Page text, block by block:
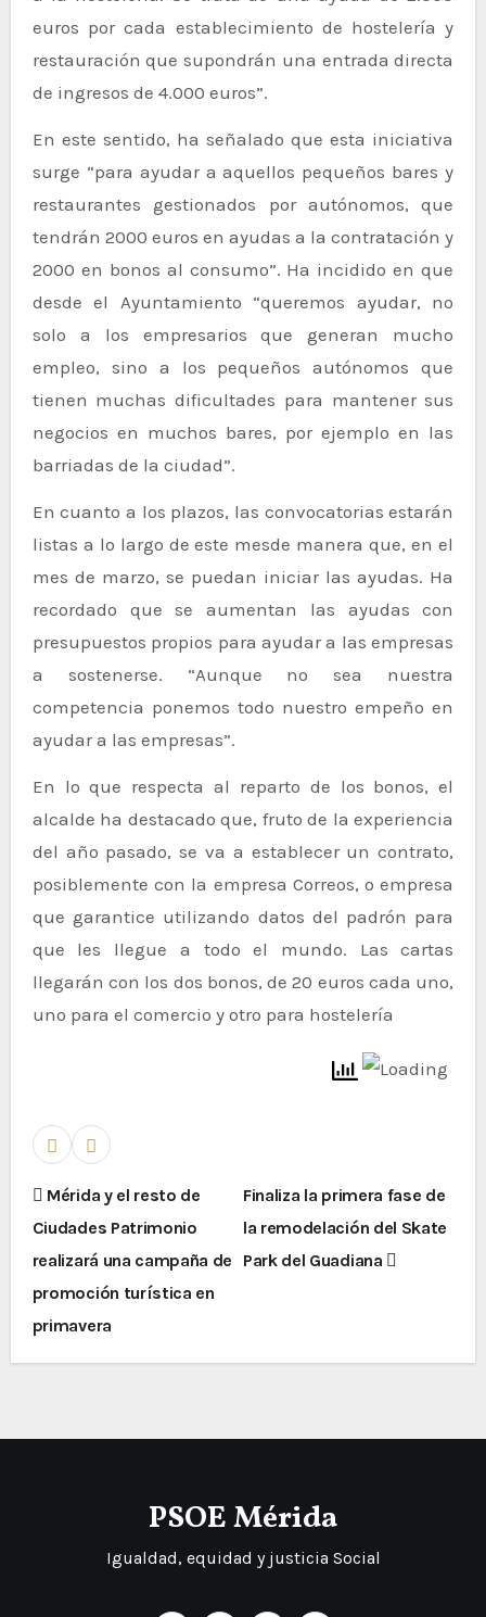
euros por cada establecimiento de hostelería y
restauración que supondrán una entrada directa
de ingresos de 4.000 euros”.
En este sentido, ha señalado que esta iniciativa
surge “para ayudar a aquellos pequeños bares y
restaurantes gestionados por autónomos, que
tendrán 2000 euros en ayudas a la contratación y
2000 en bonos al consumo”. Ha incidido en que
desde el Ayuntamiento “queremos ayudar, no
solo a los empresarios que generan mucho
empleo, sino a los pequeños autónomos que
tienen muchas dificultades para mantener sus
negocios en muchos bares, por ejemplo en las
barriadas de la ciudad”.
En cuanto a los plazos, las convocatorias estarán
listas a lo largo de este mesde manera que, en el
mes de marzo, se puedan iniciar las ayudas. Ha
recordado que se aumentan las ayudas con
presupuestos propios para ayudar a las empresas
a sostenerse. “Aunque no sea nuestra
competencia ponemos todo nuestro empeño en
ayudar a las empresas”.
En lo que respecta al reparto de los bonos, el
alcalde ha destacado que, fruto de la experiencia
del año pasado, se va a establecer un contrato,
posiblemente con la empresa Correos, o empresa
que garantice utilizando datos del padrón para
que les llegue a todo el mundo. Las cartas
llegarán con los dos bonos, de 20 euros cada uno,
uno para el comercio y otro para hostelería
Mérida y el resto de
Ciudades Patrimonio
realizará una campaña de
promoción turística en
primavera
Finaliza la primera fase de
la remodelación del Skate
Park del Guadiana
PSOE Mérida
Igualdad, equidad y justicia Social